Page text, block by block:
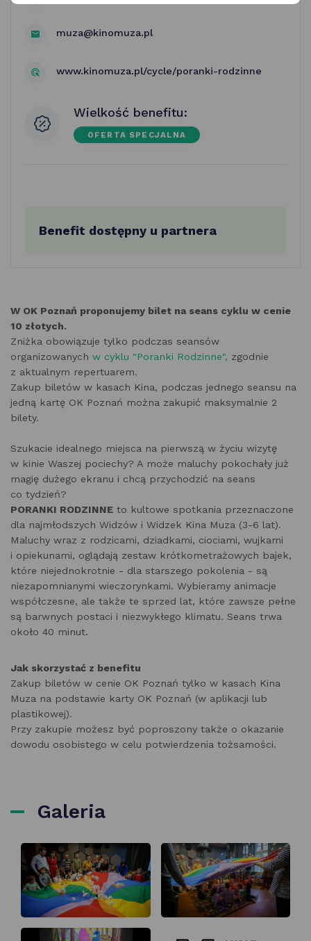
muza@kinomuza.pl
www.kinomuza.pl/cycle/poranki-rodzinne
Wielkość benefitu:
OFERTA SPECJALNA
Benefit dostępny u partnera
W OK Poznań proponujemy bilet na seans cyklu w cenie
10 złotych.
Zniżka obowiązuje tylko podczas seansów
organizowanych w cyklu "Poranki Rodzinne", zgodnie
z aktualnym repertuarem.
Zakup biletów w kasach Kina, podczas jednego seansu na
jedną kartę OK Poznań można zakupić maksymalnie 2
bilety.
Szukacie idealnego miejsca na pierwszą w życiu wizytę
w kinie Waszej pociechy? A może maluchy pokochały już
magię dużego ekranu i chcą przychodzić na seans
co tydzień?
PORANKI RODZINNE to kultowe spotkania przeznaczone
dla najmłodszych Widzów i Widzek Kina Muza (3-6 lat).
Maluchy wraz z rodzicami, dziadkami, ciociami, wujkami
i opiekunami, oglądają zestaw krótkometrażowych bajek,
które niejednokrotnie - dla starszego pokolenia - są
niezapomnianymi wieczorynkami. Wybieramy animacje
współczesne, ale także te sprzed lat, które zawsze pełne
są barwnych postaci i niezwykłego klimatu. Seans trwa
około 40 minut.
Jak skorzystać z benefitu
Zakup biletów w cenie OK Poznań tylko w kasach Kina
Muza na podstawie karty OK Poznań (w aplikacji lub
plastikowej).
Przy zakupie możesz być poproszony także o okazanie
dowodu osobistego w celu potwierdzenia tożsamości.
Galeria